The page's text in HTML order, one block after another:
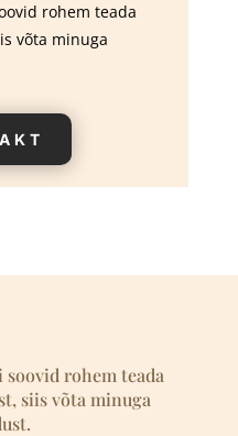
rohem teada
võta minuga
rohem teada
siis võta minuga